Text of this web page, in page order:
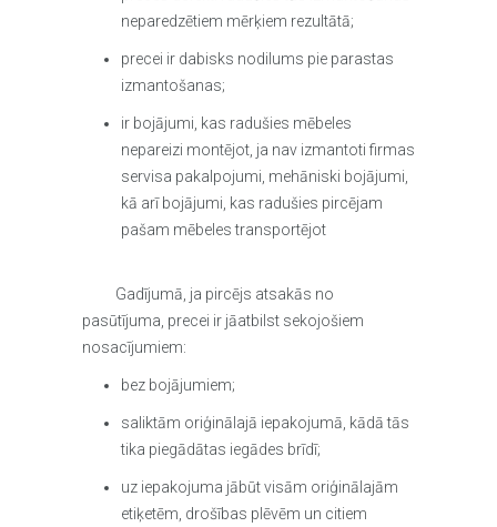
neparedzētiem mērķiem rezultātā;
precei ir dabisks nodilums pie parastas
izmantošanas;
ir bojājumi, kas radušies mēbeles
nepareizi montējot, ja nav izmantoti firmas
servisa pakalpojumi, mehāniski bojājumi,
kā arī bojājumi, kas radušies pircējam
pašam mēbeles transportējot
Gadījumā, ja pircējs atsakās no
pasūtījuma, precei ir jāatbilst sekojošiem
nosacījumiem:
bez bojājumiem;
saliktām oriģinālajā iepakojumā, kādā tās
tika piegādātas iegādes brīdī;
uz iepakojuma jābūt visām oriģinālajām
etiķetēm, drošības plēvēm un citiem